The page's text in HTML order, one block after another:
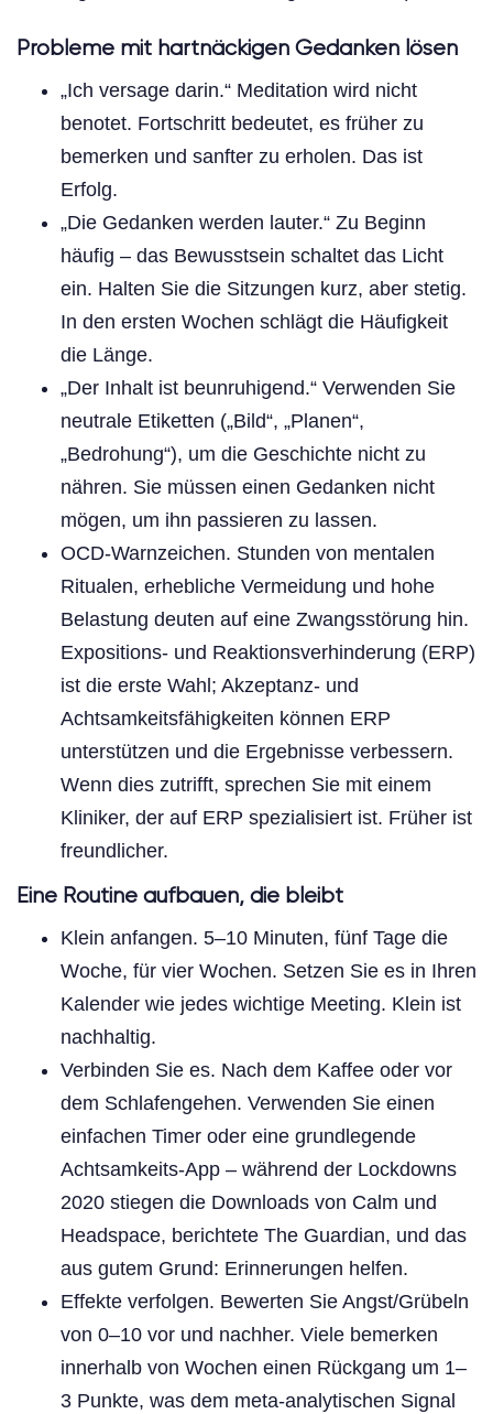
Probleme mit hartnäckigen Gedanken lösen
„Ich versage darin.“ Meditation wird nicht
benotet. Fortschritt bedeutet, es früher zu
bemerken und sanfter zu erholen. Das ist
Erfolg.
„Die Gedanken werden lauter.“ Zu Beginn
häufig – das Bewusstsein schaltet das Licht
ein. Halten Sie die Sitzungen kurz, aber stetig.
In den ersten Wochen schlägt die Häufigkeit
die Länge.
„Der Inhalt ist beunruhigend.“ Verwenden Sie
neutrale Etiketten („Bild“, „Planen“,
„Bedrohung“), um die Geschichte nicht zu
nähren. Sie müssen einen Gedanken nicht
mögen, um ihn passieren zu lassen.
OCD-Warnzeichen. Stunden von mentalen
Ritualen, erhebliche Vermeidung und hohe
Belastung deuten auf eine Zwangsstörung hin.
Expositions- und Reaktionsverhinderung (ERP)
ist die erste Wahl; Akzeptanz- und
Achtsamkeitsfähigkeiten können ERP
unterstützen und die Ergebnisse verbessern.
Wenn dies zutrifft, sprechen Sie mit einem
Kliniker, der auf ERP spezialisiert ist. Früher ist
freundlicher.
Eine Routine aufbauen, die bleibt
Klein anfangen. 5–10 Minuten, fünf Tage die
Woche, für vier Wochen. Setzen Sie es in Ihren
Kalender wie jedes wichtige Meeting. Klein ist
nachhaltig.
Verbinden Sie es. Nach dem Kaffee oder vor
dem Schlafengehen. Verwenden Sie einen
einfachen Timer oder eine grundlegende
Achtsamkeits-App – während der Lockdowns
2020 stiegen die Downloads von Calm und
Headspace, berichtete The Guardian, und das
aus gutem Grund: Erinnerungen helfen.
Effekte verfolgen. Bewerten Sie Angst/Grübeln
von 0–10 vor und nachher. Viele bemerken
innerhalb von Wochen einen Rückgang um 1–
3 Punkte, was dem meta-analytischen Signal